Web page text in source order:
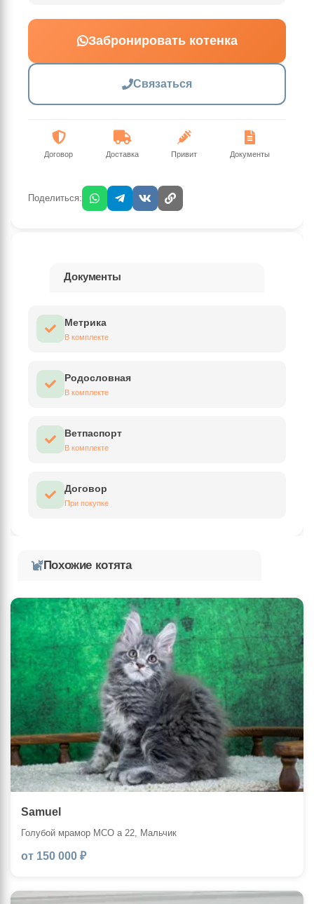
Забронировать котенка
Связаться
Договор Доставка Привит Документы
Поделиться:
Документы
Метрика
В комплекте
Родословная
В комплекте
Ветпаспорт
В комплекте
Договор
При покупке
Похожие котята
Samuel
Голубой мрамор MCO a 22, Мальчик
от 150 000 ₽